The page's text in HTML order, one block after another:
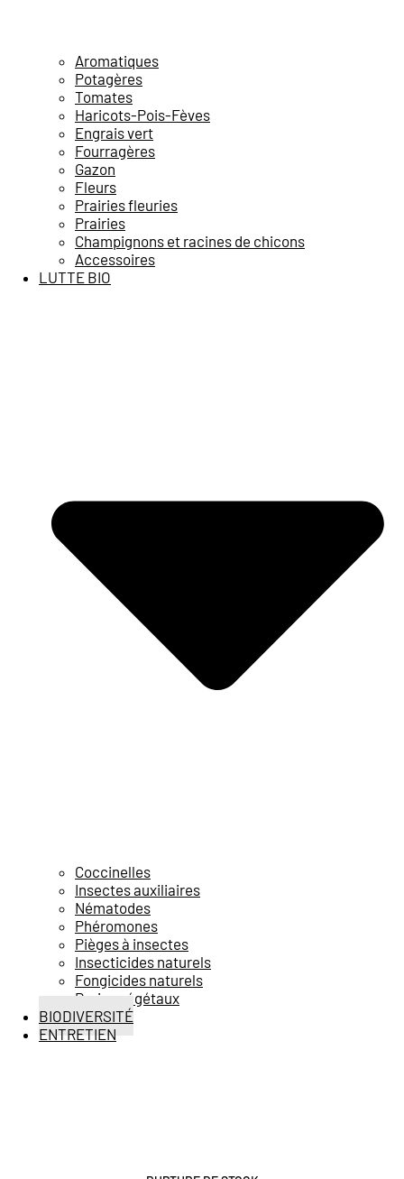
Aromatiques
Potagères
Tomates
Haricots-Pois-Fèves
Engrais vert
Fourragères
Gazon
Fleurs
Prairies fleuries
Prairies
Champignons et racines de chicons
Accessoires
LUTTE BIO
Coccinelles
Insectes auxiliaires
Nématodes
Phéromones
Pièges à insectes
Insecticides naturels
Fongicides naturels
Purins végétaux
BIODIVERSITÉ
ENTRETIEN